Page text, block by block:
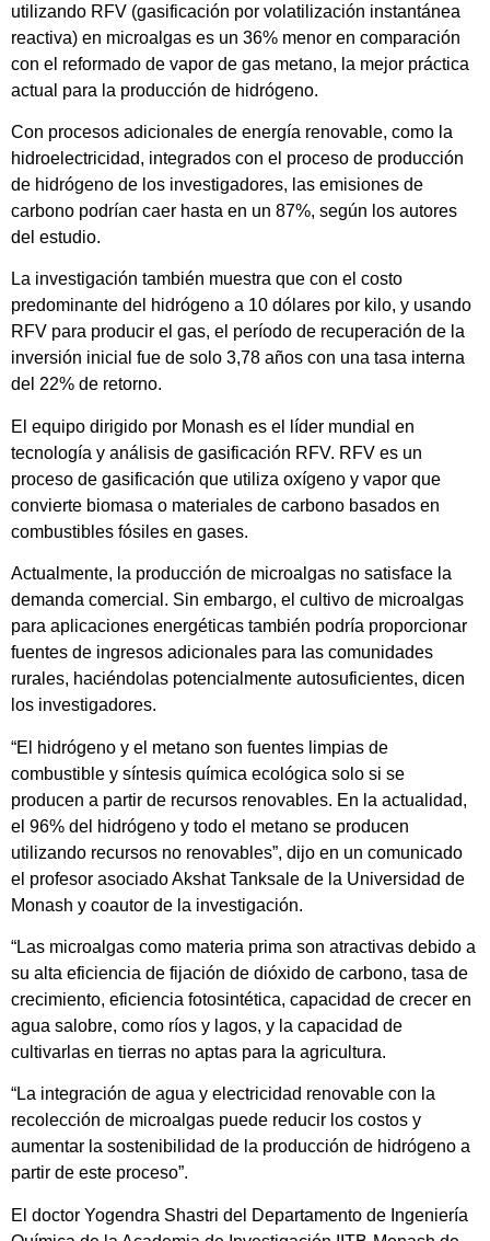
utilizando RFV (gasificación por volatilización instantánea
reactiva) en microalgas es un 36% menor en comparación
con el reformado de vapor de gas metano, la mejor práctica
actual para la producción de hidrógeno.
Con procesos adicionales de energía renovable, como la
hidroelectricidad, integrados con el proceso de producción
de hidrógeno de los investigadores, las emisiones de
carbono podrían caer hasta en un 87%, según los autores
del estudio.
La investigación también muestra que con el costo
predominante del hidrógeno a 10 dólares por kilo, y usando
RFV para producir el gas, el período de recuperación de la
inversión inicial fue de solo 3,78 años con una tasa interna
del 22% de retorno.
El equipo dirigido por Monash es el líder mundial en
tecnología y análisis de gasificación RFV. RFV es un
proceso de gasificación que utiliza oxígeno y vapor que
convierte biomasa o materiales de carbono basados en
combustibles fósiles en gases.
Actualmente, la producción de microalgas no satisface la
demanda comercial. Sin embargo, el cultivo de microalgas
para aplicaciones energéticas también podría proporcionar
fuentes de ingresos adicionales para las comunidades
rurales, haciéndolas potencialmente autosuficientes, dicen
los investigadores.
“El hidrógeno y el metano son fuentes limpias de
combustible y síntesis química ecológica solo si se
producen a partir de recursos renovables. En la actualidad,
el 96% del hidrógeno y todo el metano se producen
utilizando recursos no renovables”, dijo en un comunicado
el profesor asociado Akshat Tanksale de la Universidad de
Monash y coautor de la investigación.
“Las microalgas como materia prima son atractivas debido a
su alta eficiencia de fijación de dióxido de carbono, tasa de
crecimiento, eficiencia fotosintética, capacidad de crecer en
agua salobre, como ríos y lagos, y la capacidad de
cultivarlas en tierras no aptas para la agricultura.
“La integración de agua y electricidad renovable con la
recolección de microalgas puede reducir los costos y
aumentar la sostenibilidad de la producción de hidrógeno a
partir de este proceso”.
El doctor Yogendra Shastri del Departamento de Ingeniería